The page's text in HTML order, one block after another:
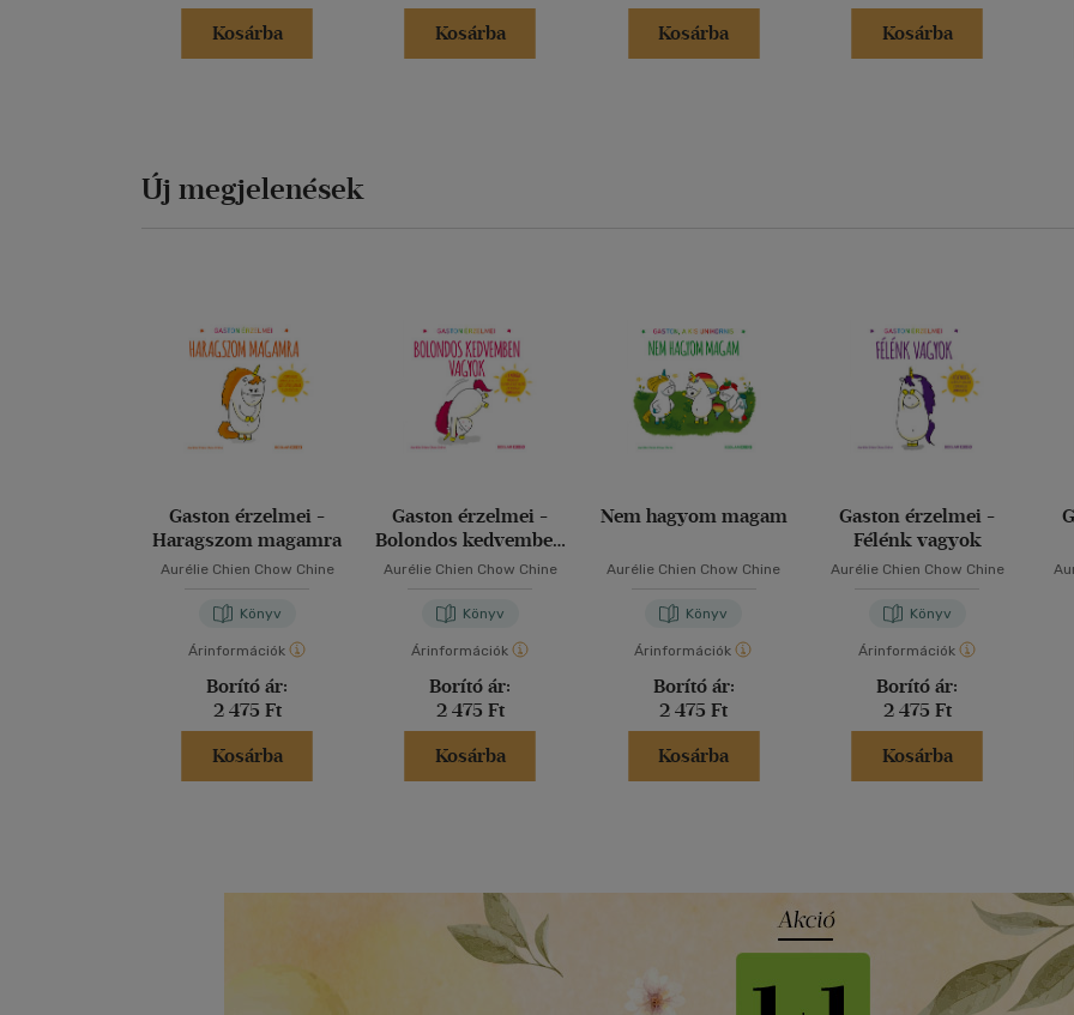
Kosárba
Kosárba
Kosárba
Kosárba
Új megjelenések
Gaston érzelmei -
Haragszom magamra
Aurélie Chien Chow Chine
Könyv
Árinformációk
Borító ár:
2 475 Ft
Kosárba
Gaston érzelmei -
Bolondos kedvemben
vagyok
Aurélie Chien Chow Chine
Könyv
Árinformációk
Borító ár:
2 475 Ft
Kosárba
Nem hagyom magam
Aurélie Chien Chow Chine
Könyv
Árinformációk
Borító ár:
2 475 Ft
Kosárba
Gaston érzelmei -
Félénk vagyok
Aurélie Chien Chow Chine
Könyv
Árinformációk
Borító ár:
2 475 Ft
Kosárba